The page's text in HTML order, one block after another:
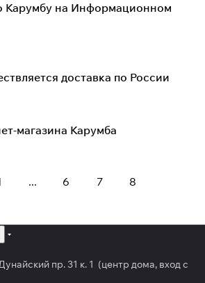
Карумбу на Информационном
доставка по России
магазина Карумба
... 6 7 8
пр. 31 к. 1 (центр дома, вход с